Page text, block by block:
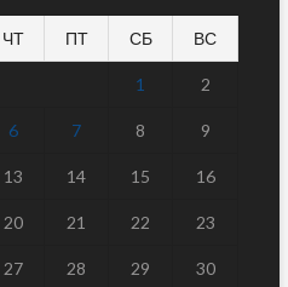
ЧТ ПТ СБ ВС
1 2
6 7 8 9
13 14 15 16
20 21 22 23
27 28 29 30